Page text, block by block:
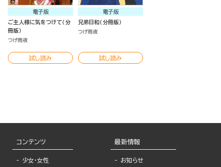
電子版
ご主人様に気をつけて（分
冊版）
つげ雨夜
試し読み
電子版
兄弟日和（分冊版）
つげ雨夜
試し読み
コンテンツ
少女・女性
最新情報
お知らせ